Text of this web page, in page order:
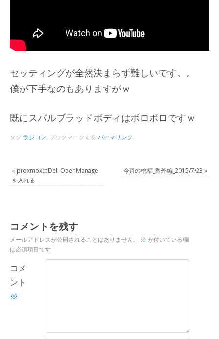
セッティングが全然決まらず難しいです。。
僕が下手なのもありますがｗ
既にスバルブラッドボディはボロボロですｗ
タグ ラジコン. ブックマークするパーマリンク.
« proxmoxにDell OpenManage
を入れる
今週の桃福_番外編_2015/7/23 »
コメントを残す
メールアドレスが公開されることはありません。 ※ が付いている欄
は必須項目です
コメ
ント
※